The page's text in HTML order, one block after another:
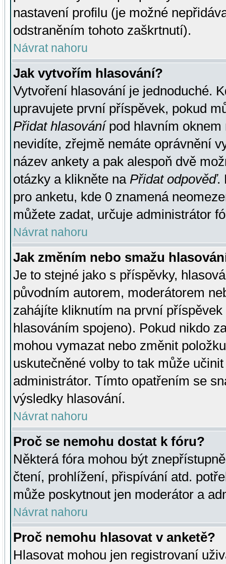
nastavení profilu (je možné
odstraněním tohoto zaškrtnutí).
Návrat nahoru
Jak vytvořím hlasování?
Vytvoření hlasování je jednoduché.
upravujete první příspěvek, pokud
Přidat hlasovánípod hlavním oknem
nevidíte, zřejmě nemáte oprávnění
název ankety a pak alespoň dvě
otázky a klikněte na Přidat odpověď.
pro anketu, kde 0 znamená
můžete zadat, určuje administrátor
Návrat nahoru
Jak změním nebo smažu
Je to stejné jako s příspěvky,
původním autorem, moderátorem
zahájíte kliknutím na první
hlasováním spojeno). Pokud nikdo
mohou vymazat nebo změnit
uskutečněné volby to tak může
administrátor. Tímto opatřením se
výsledky hlasování.
Návrat nahoru
Proč se nemohu dostat k fóru?
Některá fóra mohou být
čtení, prohlížení, přispívání atd.
může poskytnout jen moderátor a
Návrat nahoru
Proč nemohu hlasovat v anketě?
Hlasovat mohou jen registrovaní